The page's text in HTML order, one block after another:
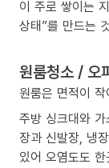
이 주로 쌓이는
상태”를 만드는
원룸청소 / 오
원룸은 면적이
주방 싱크대와
장과 신발장, 냉
있어 오염도도